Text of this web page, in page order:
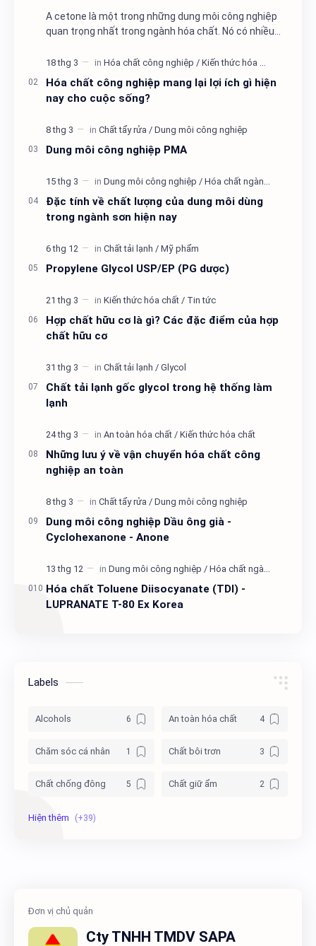
A cetone là một trong những dung môi công nghiệp
quan trọng nhất trong ngành hóa chất. Nó có nhiều
nhựa…
Hóa chất công nghiệp mang lại lợi ích gì hiện
nay cho cuộc sống?
Dung môi công nghiệp PMA
Đặc tính về chất lượng của dung môi dùng
trong ngành sơn hiện nay
Propylene Glycol USP/EP (PG dược)
Hợp chất hữu cơ là gì? Các đặc điểm của hợp
chất hữu cơ
Chất tải lạnh gốc glycol trong hệ thống làm
lạnh
Những lưu ý về vận chuyển hóa chất công
nghiệp an toàn
Dung môi công nghiệp Dầu ông già -
Cyclohexanone - Anone
Hóa chất Toluene Diisocyanate (TDI) -
LUPRANATE T-80 Ex Korea
Labels
Alcohols An toàn hóa chất
Chăm sóc cá nhân Chất bôi trơn
Chất chống đông Chất giữ ẩm
Chất hóa dẻo
cong-nghiep
Cty TNHH TMDV SAPA